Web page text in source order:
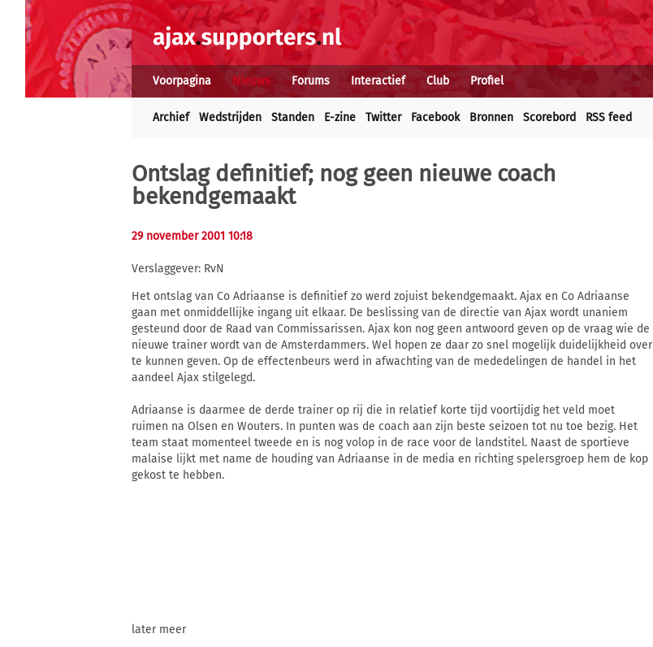
Voorpagina Nieuws Forums Interactief Club Profiel
Archief Wedstrijden Standen E-zine Twitter Facebook Bronnen Scorebord RSS feed
Ontslag definitief; nog geen nieuwe coach
bekendgemaakt
29 november 2001 10:18
Verslaggever: RvN
Het ontslag van Co Adriaanse is definitief zo werd zojuist bekendgemaakt. Ajax en Co Adriaanse
gaan met onmiddellijke ingang uit elkaar. De beslissing van de directie van Ajax wordt unaniem
gesteund door de Raad van Commissarissen. Ajax kon nog geen antwoord geven op de vraag wie de
nieuwe trainer wordt van de Amsterdammers. Wel hopen ze daar zo snel mogelijk duidelijkheid over
te kunnen geven. Op de effectenbeurs werd in afwachting van de mededelingen de handel in het
aandeel Ajax stilgelegd.
Adriaanse is daarmee de derde trainer op rij die in relatief korte tijd voortijdig het veld moet
ruimen na Olsen en Wouters. In punten was de coach aan zijn beste seizoen tot nu toe bezig. Het
team staat momenteel tweede en is nog volop in de race voor de landstitel. Naast de sportieve
malaise lijkt met name de houding van Adriaanse in de media en richting spelersgroep hem de kop
gekost te hebben.
later meer